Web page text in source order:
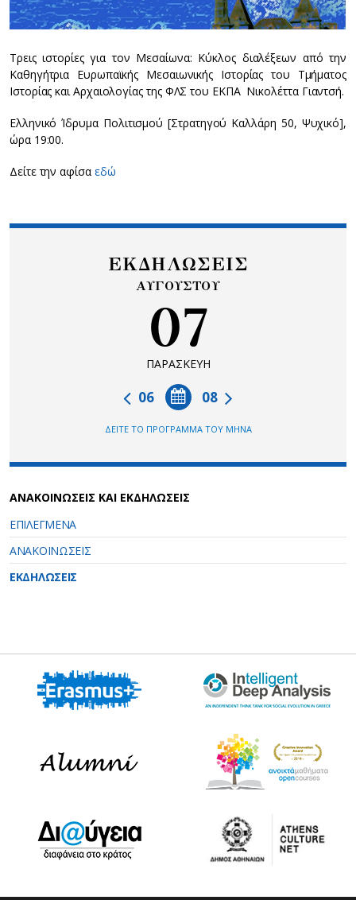
Τρεις ιστορίες για τον Μεσαίωνα: Κύκλος διαλέξεων από την
Καθηγήτρια Ευρωπαϊκής Μεσαιωνικής Ιστορίας του Τμήματος
Ιστορίας και Αρχαιολογίας της ΦΛΣ του ΕΚΠΑ Νικολέττα Γιαντσή.
Ελληνικό Ίδρυμα Πολιτισμού [Στρατηγού Καλλάρη 50, Ψυχικό],
ώρα 19:00.
Δείτε την αφίσα εδώ
ΕΚΔΗΛΩΣΕΙΣ
ΑΥΓΟΥΣΤΟΥ
07
ΠΑΡΑΣΚΕΥΗ
08
06
ΔΕΙΤΕ ΤΟ ΠΡΟΓΡΑΜΜΑ ΤΟΥ ΜΗΝΑ
ΑΝΑΚΟΙΝΩΣΕΙΣ ΚΑΙ ΕΚΔΗΛΩΣΕΙΣ
ΕΠΙΛΕΓΜΕΝΑ
ΑΝΑΚΟΙΝΩΣΕΙΣ
ΕΚΔΗΛΩΣΕΙΣ